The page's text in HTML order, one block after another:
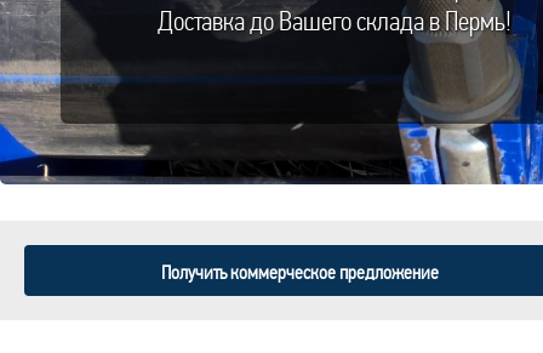
Доставка до Вашего склада в Пермь!
Получить коммерческое предложение